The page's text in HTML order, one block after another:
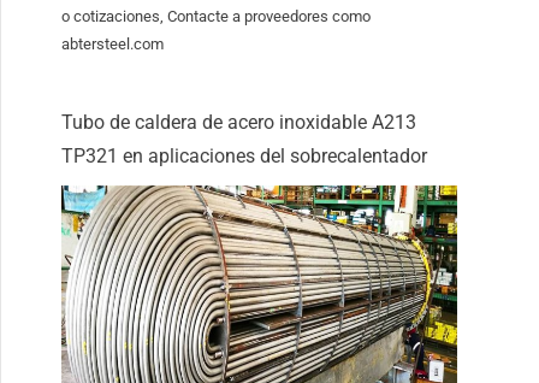
o cotizaciones, Contacte a proveedores como
abtersteel.com
Tubo de caldera de acero inoxidable A213
TP321 en aplicaciones del sobrecalentador